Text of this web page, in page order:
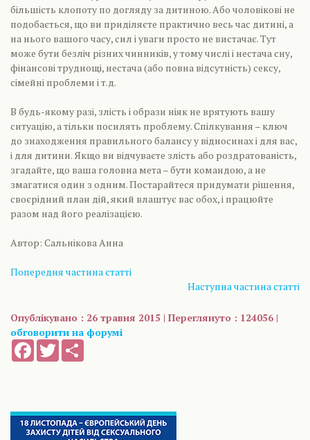
більшість клопоту по догляду за дитиною. Або чоловікові не
подобається, що ви приділяєте практично весь час дитині, а
на нього вашого часу, сил і уваги просто не вистачає. Тут
може бути безліч різних чинників, у тому числі і нестача сну,
фінансові труднощі, нестача (або повна відсутність) сексу,
сімейні проблеми і т.д.
В будь-якому разі, злість і образи ніяк не врятують вашу
ситуацію, а тільки посилять проблему. Спілкування – ключ
до знаходження правильного балансу у відносинах і для вас,
і для дитини. Якщо ви відчуваєте злість або роздратованість,
згадайте, що ваша головна мета – бути командою, а не
змагатися один з одним. Постарайтеся придумати рішення,
своєрідний план дій, який влаштує вас обох, і працюйте
разом над його реалізацією.
Автор: Сальнікова Анна
Попередня частина статті
Наступна частина статті
Опублікувано : 26 травня 2015 | Переглянуто : 124056 |
обговорити на форумі
FacebookTwitter